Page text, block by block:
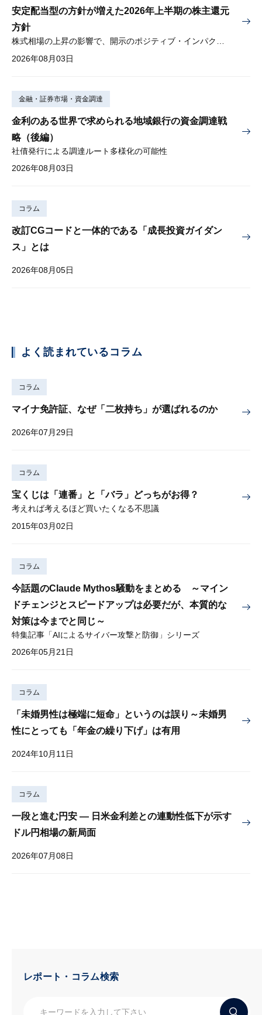
安定配当型の方針が増えた2026年上半期の株主還元
方針
2026年08月03日
金融・証券市場・資金調達
金利のある世界で求められる地域銀行の資金調達戦
略（後編）
社債発行による調達ルート多様化の可能性
2026年08月03日
コラム
改訂CGコードと一体的である「成長投資ガイダン
ス」とは
2026年08月05日
よく読まれているコラム
コラム
マイナ免許証、なぜ「二枚持ち」が選ばれるのか
2026年07月29日
コラム
宝くじは「連番」と「バラ」どっちがお得？
考えれば考えるほど買いたくなる不思議
2015年03月02日
コラム
今話題のClaude Mythos騒動をまとめる ～マイン
ドチェンジとスピードアップは必要だが、本質的な
対策は今までと同じ～
特集記事「AIによるサイバー攻撃と防御」シリーズ
2026年05月21日
コラム
「未婚男性は極端に短命」というのは誤り～未婚男
性にとっても「年金の繰り下げ」は有用
2024年10月11日
コラム
一段と進む円安 — 日米金利差との連動性低下が示す
ドル円相場の新局面
2026年07月08日
レポート・コラム検索